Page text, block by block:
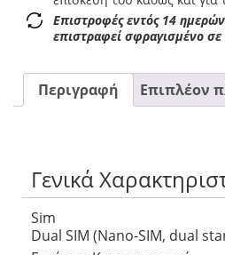
Επιστροφές εντός 14
επιστραφεί σφραγισμένο
Περιγραφή Επιπλέον
Γενικά
Sim
Dual SIM (Nano-SIM, dual